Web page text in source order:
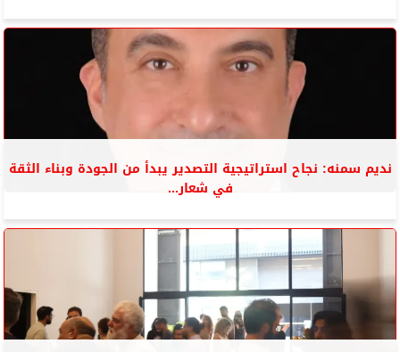
نديم سمنه: نجاح استراتيجية التصدير يبدأ من الجودة وبناء الثقة
في شعار...